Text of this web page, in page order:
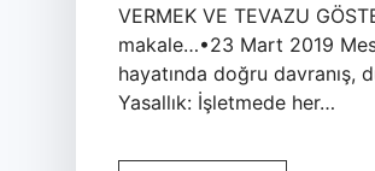
VERMEK VE TEVAZU
makale…•23 Mart 2019
hayatında doğru davranış,
Yasallık: İşletmede her…